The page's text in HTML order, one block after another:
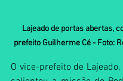
Lajeado de portas abertas,
prefeito Guilherme Cé - Foto:
O vice-prefeito de Lajeado,